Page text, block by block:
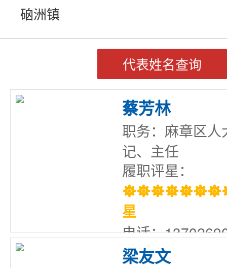
硇洲镇
代表姓名查询
蔡芳林
职务：麻章区人
记、主任
履职评星：
星
电话：
梁友文